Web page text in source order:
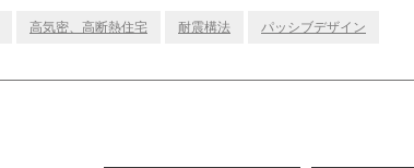
高気密、高断熱住宅 耐震構法 パッシブデザイン